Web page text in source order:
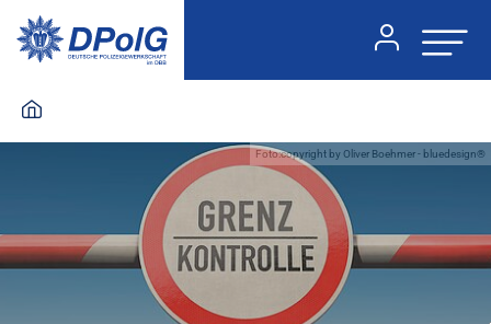
Foto:copyright by Oliver Boehmer - bluedesign®